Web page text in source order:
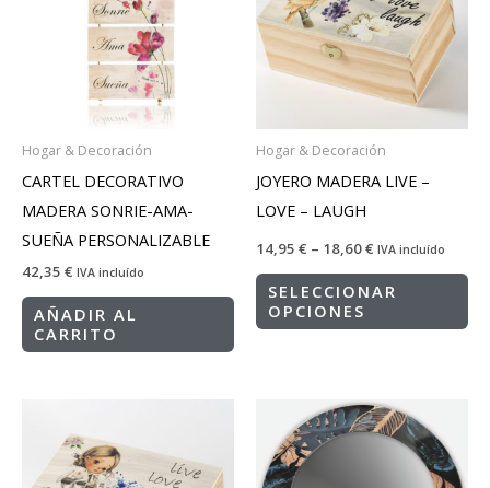
Hogar & Decoración
CARTEL DECORATIVO
MADERA SONRIE-AMA-
SUEÑA PERSONALIZABLE
42,35 € IVA incluído
AÑADIR AL
CARRITO
Hogar & Decoración
JOYERO MADERA LIVE –
LOVE – LAUGH
14,95 € – 18,60€ IVA incluído
SELECCIONAR
OPCIONES